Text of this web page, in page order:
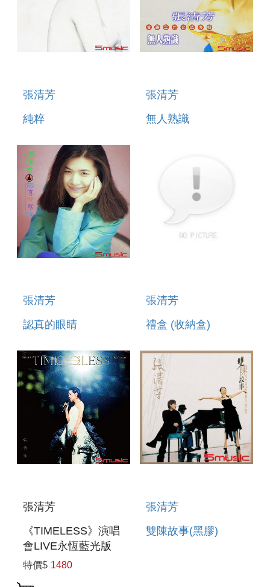
張清芳
純粹
張清芳
無人熟識
張清芳
認真的眼睛
張清芳
禮盒 (收納盒)
張清芳
《TIMELESS》演唱
會LIVE永恆藍光版
特價$ 1480
張清芳
雙陳故事(黑膠)